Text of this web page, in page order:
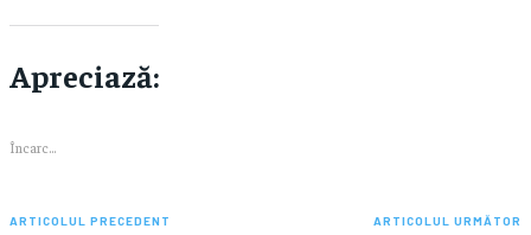
Apreciază:
Încarc...
ARTICOLUL PRECEDENT ARTICOLUL URMĂTOR